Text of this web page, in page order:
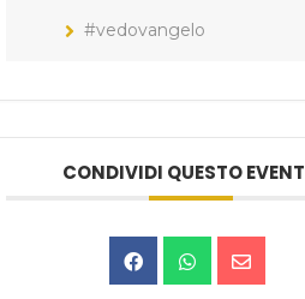
#vedovangelo
CONDIVIDI QUESTO